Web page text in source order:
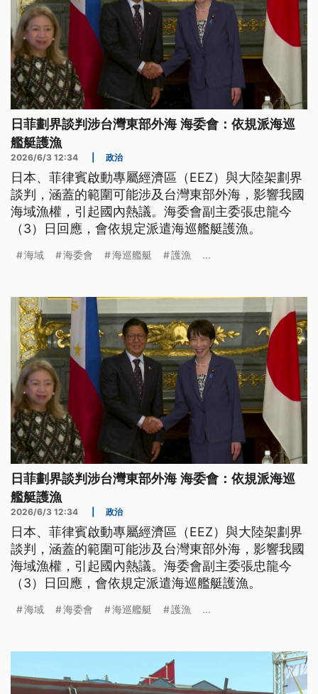
日菲劃界談判涉台灣東部外海 海委會：依規派海巡
艦艇護漁
2026/6/3 12:34 政治
日本、菲律賓啟動專屬經濟區（EEZ）與大陸架劃界
談判，涵蓋的範圍可能涉及台灣東部外海，影響我國
海域漁權，引起國內熱議。海委會副主委張忠龍今
（3）日回應，會依規定派遣海巡艦艇護漁。
海域 海委會 海巡艦艇 護漁 ...
日菲劃界談判涉台灣東部外海 海委會：依規派海巡
艦艇護漁
2026/6/3 12:34 政治
日本、菲律賓啟動專屬經濟區（EEZ）與大陸架劃界
談判，涵蓋的範圍可能涉及台灣東部外海，影響我國
海域漁權，引起國內熱議。海委會副主委張忠龍今
（3）日回應，會依規定派遣海巡艦艇護漁。
海域 海委會 海巡艦艇 護漁 ...